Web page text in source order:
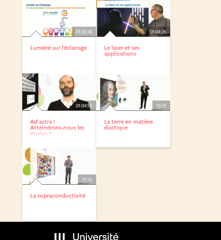
01:26:36
Lumière sur l’éclairage
01:04:26
Le laser et ses
applications
01:04:55
Ad astra !
Atteindrons-nous les
étoiles ?
51:21
La terre en matière
élastique
51:22
La supraconductivité